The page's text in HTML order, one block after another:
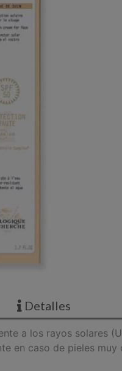
Detalles
a los rayos solares
en caso de pieles